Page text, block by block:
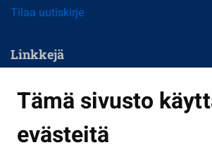
Tämä sivusto
evästeitä
Tilaa uutiskirje
Linkkejä
Kasvatus ja opetus
Kulttuuri ja liikunta